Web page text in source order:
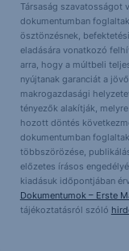
Társaság szavatosságot
dokumentumban
ösztönzésnek,
eladására vonatkozó
arra, hogy a múltbeli
nyújtanak garanciát a
makrogazdasági
tényezők alakítják,
hozott döntés
dokumentumban
többszörözése,
előzetes írásos
kiadásuk időpontjában
Dokumentumok – Erste
tájékoztatásról szóló